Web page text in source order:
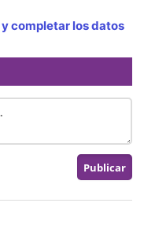
completar los datos